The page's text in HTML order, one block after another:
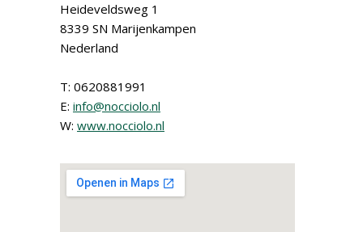
Heideveldsweg 1
8339 SN Marijenkampen
Nederland
T: 0620881991
E: info@nocciolo.nl
W: www.nocciolo.nl